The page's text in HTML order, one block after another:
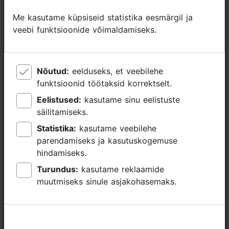
Lisainfo
Tähtsündmus
Me kasutame küpsiseid statistika eesmärgil ja
veebi funktsioonide võimaldamiseks.
Nõutud:
funktsioonid töötaksid korrektselt.
Eelistused:
säilitamiseks.
Statistika:
parendamiseks ja kasutuskogemuse
hindamiseks.
Turundus:
muutmiseks sinule asjakohasemaks.
Me kasutame küpsiseid statistika eesmärgil ja
veebi funktsioonide võimaldamiseks.
Nõutud:
funktsioonid töötaksid korrektselt.
Eelistused:
säilitamiseks.
Statistika:
parendamiseks ja kasutuskogemuse
hindamiseks.
Turundus:
muutmiseks sinule asjakohasemaks.